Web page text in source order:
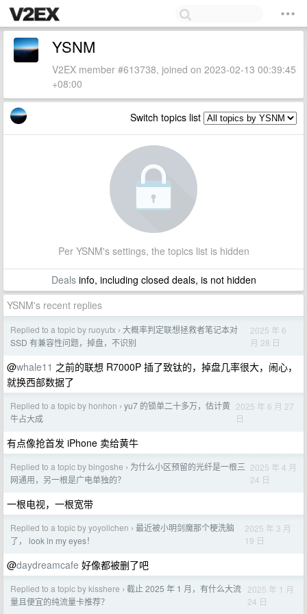
YSNM
V2EX member #613738, joined on 2023-02-13 00:39:45
+08:00
Switch topics list
Per YSNM's settings, the topics list is hidden
Dealsinfo, including closed deals, is not hidden
YSNM's recent replies
Replied to a topic by ruoyutx › 大概率判定联想拯救者笔记本对
SSD 有兼容性问题，掉盘，不识别
2025 年 6
月 28 日
@whale11 之前的联想 R7000P 插了致钛的，掉盘几率很大，闹心，
就换西部数据了
Replied to a topic by honhon › yu7 的锁单二十多万，估计黄
牛占大成
2025 年 6 月 27
日
有点像抢首发 iPhone 卖给黄牛
Replied to a topic by bingoshe › 为什么小区预留的光纤是一根三
网通用，另一根是广电单独的？
2025 年 4 月
24 日
一根电视，一根宽带
Replied to a topic by yoyolichen › 最近被小明剑魔那个梗洗脑
了， look in my eyes！
2025 年 3 月
19 日
@daydreamcafe 好像都被删了吧
Replied to a topic by kisshere › 截止 2025 年 1 月，有什么大流
量且便宜的纯流量卡推荐？
2025 年 1 月
24 日